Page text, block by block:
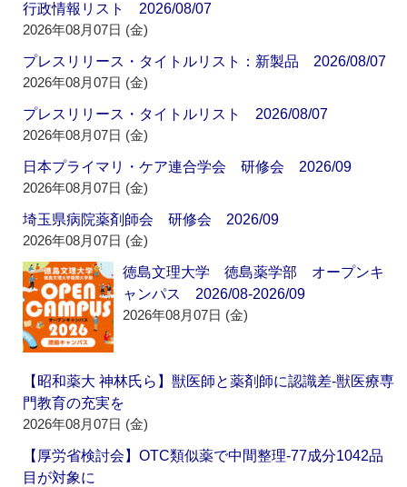
行政情報リスト 2026/08/07
2026年08月07日 (金)
プレスリリース・タイトルリスト：新製品 2026/08/07
2026年08月07日 (金)
プレスリリース・タイトルリスト 2026/08/07
2026年08月07日 (金)
日本プライマリ・ケア連合学会 研修会 2026/09
2026年08月07日 (金)
埼玉県病院薬剤師会 研修会 2026/09
2026年08月07日 (金)
徳島文理大学 徳島薬学部 オープンキ
ャンパス 2026/08-2026/09
2026年08月07日 (金)
【昭和薬大 神林氏ら】獣医師と薬剤師に認識差‐獣医療専
門教育の充実を
2026年08月07日 (金)
【厚労省検討会】OTC類似薬で中間整理‐77成分1042品
目が対象に